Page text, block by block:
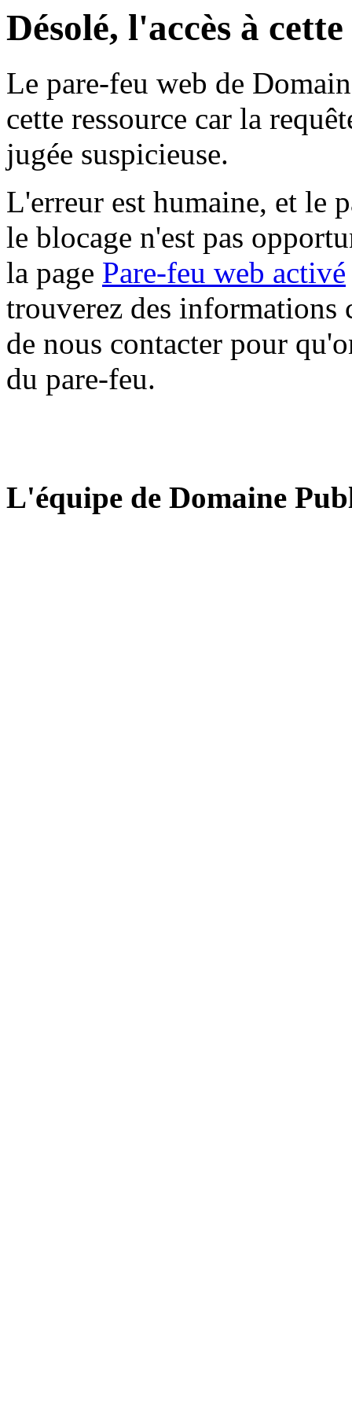
Désolé, l'accès à
Le pare-feu web de
cette ressource car la
jugée suspicieuse.
L'erreur est humaine, et le
le blocage n'est pas
la page Pare-feu web activé
trouverez des informations
de nous contacter pour
du pare-feu.
L'équipe de Domaine